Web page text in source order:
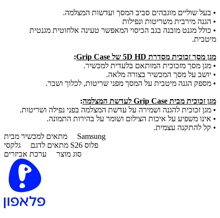
• בעל שוליים מוגבהים סביב המסך ועדשות המצלמה.
• הגנה מירבית משריטות ונפילות
• כולל מגנט מובנה בגב הכיסוי המאפשר טעינה אלחוטית מגנטית
מיטבית.
מגן מסך זכוכית מסדרת 5D HD של Grip Case
:
• מגן מסך מזכוכית המותאם בלעדית למכשיר.
• יושב על מסך המכשיר בצורה מלאה.
• מספק הגנה מיטבית על המסך מפני שריטות, לכלוך ושבר.
מגן זכוכית מבית Grip Case לעדשת המצלמה
:
• מגן זכוכית להגנה ושמירה על עדשת המצלמה בפני נפילה ושריטות.
• אינו משפיע על איכות הצילום ושומר על בהירות התמונה.
• קל להתקנה עצמית.
מתאים למכשיר מבית Samsung
מתאים לדגם
גלקסי S26 פלוס
סוג מוצר ערכת אביזרים